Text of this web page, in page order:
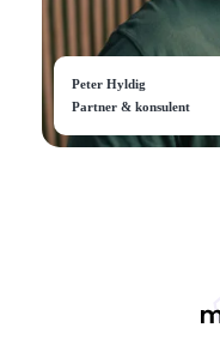
Peter Hyldig
Partner & konsulent